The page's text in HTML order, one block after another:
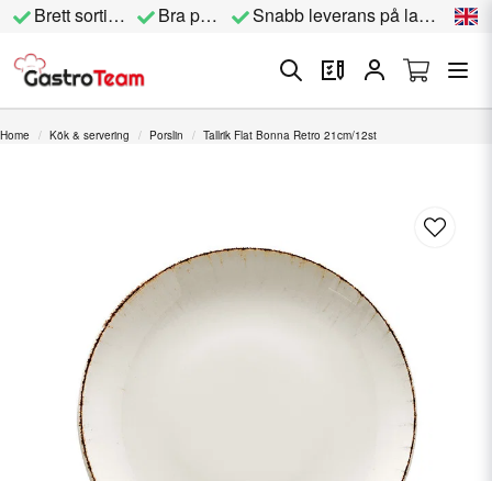
Brett sortiment Bra priser Snabb leverans på lagervara
Home Kök & servering Porslin Tallrik Flat Bonna Retro 21cm/12st